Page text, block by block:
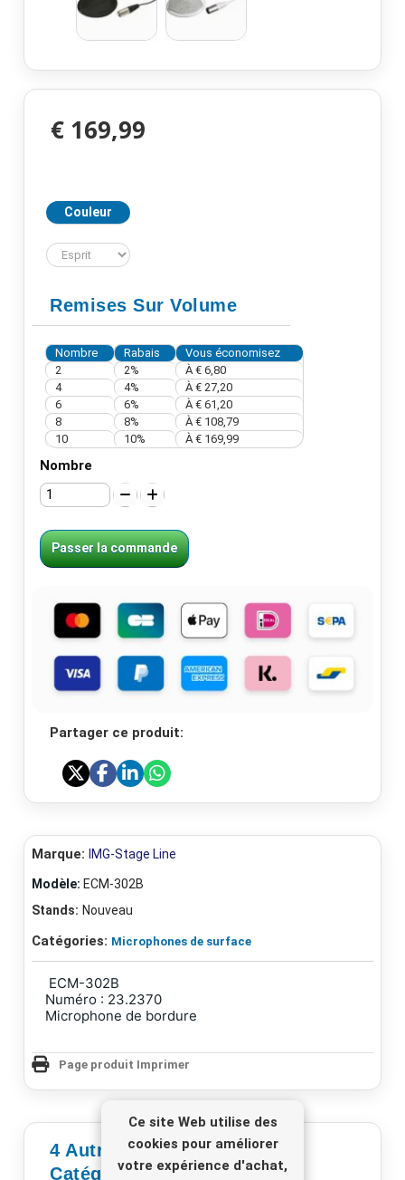
Ce site Web utilise des
cookies pour améliorer
votre expérience d'achat,
€ 169,99
Couleur
Remises Sur Volume
Nombre Rabais
Vous économisez
2
2%
À € 6,80
4
4%
À € 27,20
6
6%
À € 61,20
8
8%
À € 108,79
10
10% À € 169,99
Nombre
Passer la commande
Partager ce produit:
Marque: IMG-Stage Line
Modèle: ECM-302B
Stands: Nouveau
Catégories: Microphones de surface
ECM-302B
Numéro : 23.2370
Microphone de bordure
Page produit Imprimer
4 Autres Produits De La
Catégorie - Microphones De